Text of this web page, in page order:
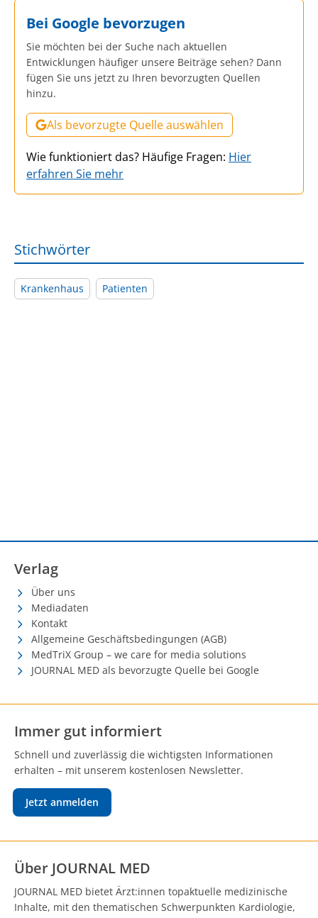
Bei Google bevorzugen
Sie möchten bei der Suche nach aktuellen
Entwicklungen häufiger unsere Beiträge sehen? Dann
fügen Sie uns jetzt zu Ihren bevorzugten Quellen
hinzu.
Als bevorzugte Quelle auswählen
Wie funktioniert das? Häufige Fragen: Hier
erfahren Sie mehr
Stichwörter
Krankenhaus Patienten
Verlag
Über uns
Mediadaten
Kontakt
Allgemeine Geschäftsbedingungen (AGB)
MedTriX Group – we care for media solutions
JOURNAL MED als bevorzugte Quelle bei Google
Immer gut informiert
Schnell und zuverlässig die wichtigsten Informationen
erhalten – mit unserem kostenlosen Newsletter.
Jetzt anmelden
Über JOURNAL MED
JOURNAL MED bietet Ärzt:innen topaktuelle medizinische
Inhalte, mit den thematischen Schwerpunkten Kardiologie,